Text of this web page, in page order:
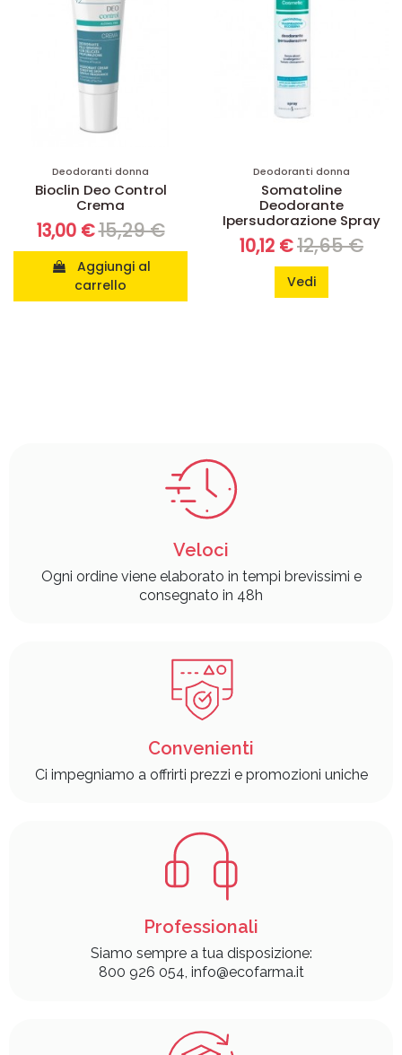
Deodoranti donna
Bioclin Deo Control
Crema
13,00 €15,29 €
carrello
Deodoranti donna
Somatoline
Deodorante
Ipersudorazione Spray
10,12 €12,65 €
Vedi
Veloci
Ogni ordine viene elaborato in tempi brevissimi e
consegnato in 48h
Convenienti
Ci impegniamo a offrirti prezzi e promozioni uniche
Professionali
Siamo sempre a tua disposizione:
800 926 054, info@ecofarma.it